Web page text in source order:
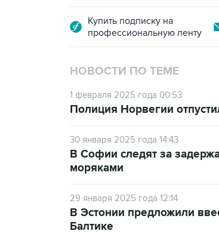
Купить подписку на
профессиональную ленту
НОВОСТИ ПО ТЕМЕ
1 февраля 2025 года 00:53
Полиция Норвегии
30 января 2025 года 14:43
В Софии следят за
моряками
29 января 2025 года 12:14
В Эстонии предложили
Балтике